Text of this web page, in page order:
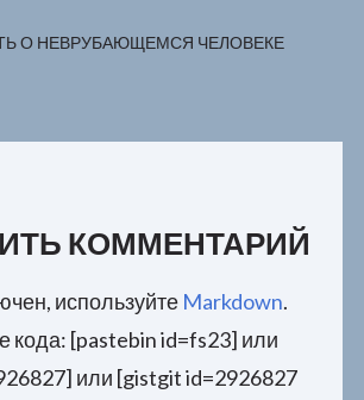
О НЕВРУБАЮЩЕМСЯ ЧЕЛОВЕКЕ
КОММЕНТАРИЙ
используйте Markdown.
кода: [pastebin id=fs23] или
или [gistgit id=2926827